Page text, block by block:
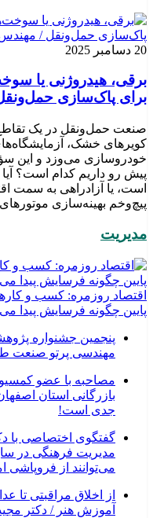
20 دسامبر 2025
برقی، هیدروژنی یا
برای پاک‌سازی
صنعت حمل‌ونقل در یک تقاطع
کویرهای خشک،
خودروسازی می‌وزد و این
پیش رو داریم کدام است؟
است، یا آزادراهی به سمت
پیچ‌وخم بهینه‌سازی
مدیریت
اقتصاد روزمره: کسب‌ و
پایین چگونه فرسایش پیدا
پنجمین جشنواره
مهندسی پرتو صنعت
مصاحبه با عضو
بازرگانی استان
جدی است!
گفتگوی اختصاصی با
مدیریت فرهنگی در
می‌توانند از فروپاشی
از اخلاق مراقبتی تا
آموزش هنر / دکتر